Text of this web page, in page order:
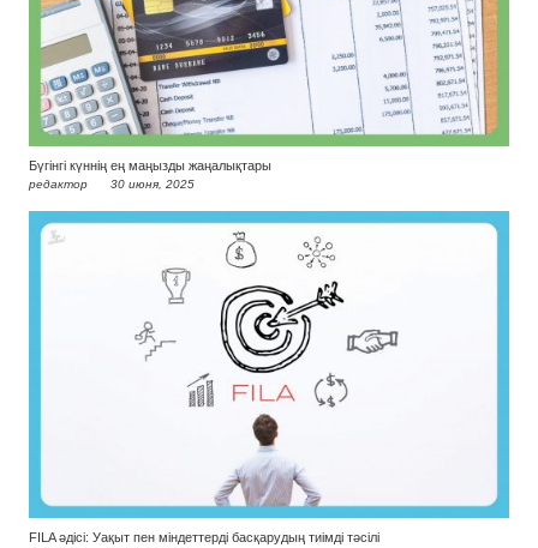
Бүгінгі күннің ең маңызды жаңалықтары
редактор 30 июня, 2025
FILA әдісі: Уақыт пен міндеттерді басқарудың тиімді тәсілі